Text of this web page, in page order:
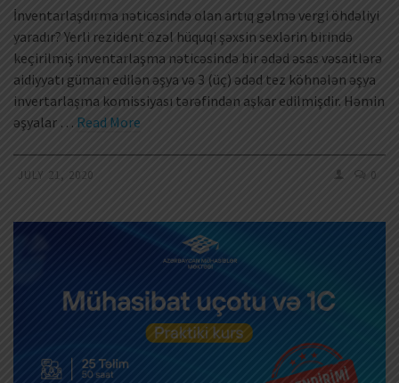
İnventarlaşdırma nəticəsində olan artıq gəlmə vergi öhdəliyi
yaradır? Yerli rezident özəl hüquqi şəxsin sexlərin birində
keçirilmiş inventarlaşma nəticəsində bir ədəd əsas vəsaitlərə
aidiyyatı güman edilən əşya və 3 (üç) ədəd tez köhnələn əşya
invertarlaşma komissiyası tərəfindən aşkar edilmişdir. Həmin
əşyalar … Read More
JULY 21, 2020 0